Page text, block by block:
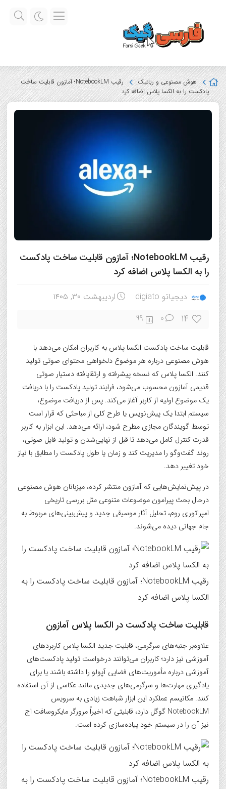
هوش مصنوعی و رباتیک
رقیب NotebookLM؛ آمازون قابلیت ساخت
پادکست را به الکسا پلاس اضافه کرد
رقیب NotebookLM؛ آمازون قابلیت ساخت پادکست
را به الکسا پلاس اضافه کرد
دیجیاتو digiato اردیبهشت ۳۰, ۱۴۰۵
14
0
99
قابلیت ساخت پادکست الکسا پلاس به کاربران امکان می‌دهد با
هوش مصنوعی درباره هر موضوع دلخواهی محتوای صوتی تولید
کنند. الکسا پلاس که نسخه پیشرفته و ارتقایافته دستیار صوتی
قدیمی آمازون محسوب می‌شود، فرایند تولید پادکست را با دریافت
یک موضوع اولیه از کاربر آغاز می‌کند. پس از دریافت موضوع،
سیستم ابتدا یک پیش‌نویس یا طرح کلی از مباحثی که قرار است
توسط گویندگان مجازی مطرح شود، ارائه می‌دهد. این ابزار به کاربر
قدرت کنترل کامل می‌دهد تا قبل از نهایی‌شدن و تولید فایل صوتی،
روند گفت‌وگو را مدیریت کند و زمان یا طول پادکست را مطابق با نیاز
خود تغییر دهد.
در پیش‌نمایش‌هایی که آمازون منتشر کرده، میزبانان هوش مصنوعی
درحال بحث پیرامون موضوعات متنوعی مثل بررسی تاریخی
امپراتوری روم، تحلیل آثار موسیقی جدید و پیش‌بینی‌های مربوط به
جام جهانی دیده می‌شوند.
رقیب NotebookLM؛ آمازون قابلیت ساخت پادکست را به
الکسا پلاس اضافه کرد
قابلیت ساخت پادکست در الکسا پلاس آمازون
علاوه‌بر جنبه‌های سرگرمی، قابلیت جدید الکسا پلاس کاربردهای
آموزشی نیز دارد؛ کاربران می‌توانند درخواست تولید پادکست‌های
آموزشی درباره مأموریت‌های فضایی آپولو را داشته باشند یا برای
یادگیری مهارت‌ها و سرگرمی‌های جدیدی مانند عکاسی از آن استفاده
کنند. مکانیسم عملکرد این ابزار شباهت زیادی به سرویس
NotebookLM گوگل دارد، قابلیتی که اخیراً مرورگر مایکروسافت اج
نیز آن را در سیستم خود پیاده‌سازی کرده است.
رقیب NotebookLM؛ آمازون قابلیت ساخت پادکست را به